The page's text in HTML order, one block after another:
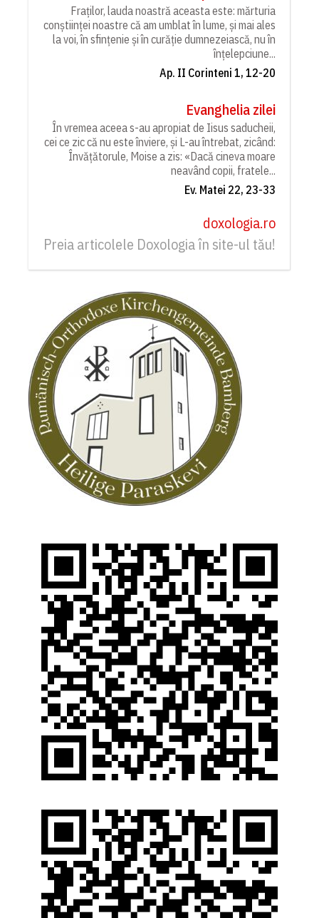
Fraților, lauda noastră aceasta este: mărturia
conștiinței noastre că am umblat în lume, și mai ales
la voi, în sfințenie și în curăție dumnezeiască, nu în
înțelepciune...
Ap. II Corinteni 1, 12-20
Evanghelia zilei
În vremea aceea s-au apropiat de Iisus saducheii,
cei ce zic că nu este înviere, și L-au întrebat, zicând:
Învățătorule, Moise a zis: «Dacă cineva moare
neavând copii, fratele...
Ev. Matei 22, 23-33
doxologia.ro
Preia articolele Doxologia în site-ul tău!